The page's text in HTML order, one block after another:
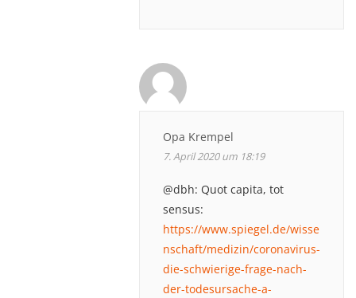
Opa Krempel
7. April 2020 um 18:19
@dbh: Quot capita, tot
sensus:
https://www.spiegel.de/wisse
nschaft/medizin/coronavirus-
die-schwierige-frage-nach-
der-todesursache-a-